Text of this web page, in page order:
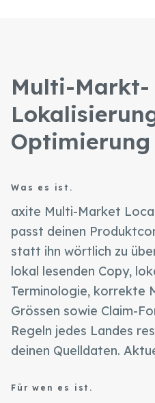
Multi-Markt-
Optimierung
Was es ist.
axite Multi-Market
passt deinen
statt ihn wörtlich zu
lokal lesenden Copy,
Terminologie, korrekte
Grössen sowie Claim-
Regeln jedes Landes
deinen Quelldaten.
Für wen es ist.